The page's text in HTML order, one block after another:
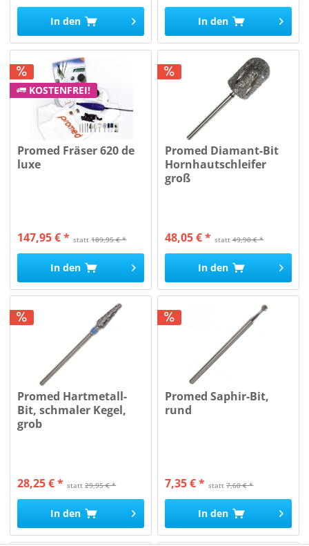
In den In den
KOSTENFREI!
Promed Fräser 620 de
luxe
statt189,95 € *
147,95 € *
In den
Promed Diamant-Bit
Hornhautschleifer
groß
statt49,90 € *
48,05 € *
In den
Promed Hartmetall-
Bit, schmaler Kegel,
grob
statt29,95 € *
28,25 € *
In den
Promed Saphir-Bit,
rund
statt7,60 € *
7,35 € *
In den